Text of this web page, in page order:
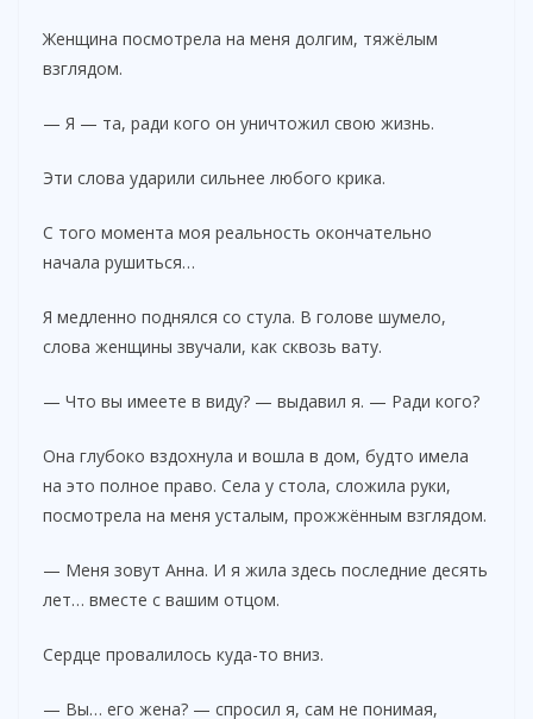
Женщина посмотрела на меня долгим, тяжёлым
взглядом.
— Я — та, ради кого он уничтожил свою жизнь.
Эти слова ударили сильнее любого крика.
С того момента моя реальность окончательно
начала рушиться…
Я медленно поднялся со стула. В голове шумело,
слова женщины звучали, как сквозь вату.
— Что вы имеете в виду? — выдавил я. — Ради кого?
Она глубоко вздохнула и вошла в дом, будто имела
на это полное право. Села у стола, сложила руки,
посмотрела на меня усталым, прожжённым взглядом.
— Меня зовут Анна. И я жила здесь последние десять
лет… вместе с вашим отцом.
Сердце провалилось куда-то вниз.
— Вы… его жена? — спросил я, сам не понимая,